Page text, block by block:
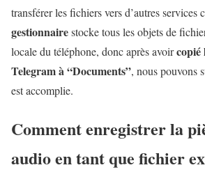
transférer les fichiers vers d’autres services
gestionnairestocke tous les objets de
locale du téléphone, donc après avoircopié
Telegram à “Documents”, nous pouvons
est accomplie.
Comment enregistrer la
audio en tant que fichier